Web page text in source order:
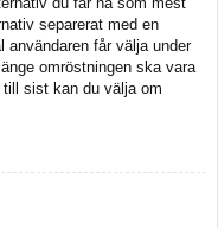
separerat med en
får välja under
omröstningen ska vara
sist kan du välja om